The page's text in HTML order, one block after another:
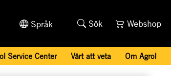
Språk Sök Webshop
Service Center Värt att veta Om Agrol